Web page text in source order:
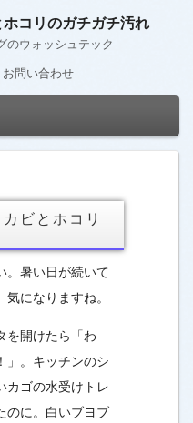
コリのガチガチ汚れ
のウォッシュテック
お問い合わせ
ビとホコリ
。暑い日が続いて
になりますね。
を開けたら「わ
」。キッチンのシ
カゴの水受けトレ
のに。白いブヨブ